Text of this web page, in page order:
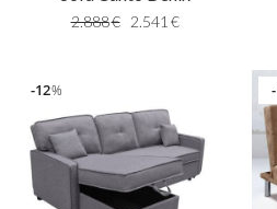
2.888€ 2.541 €
%
12